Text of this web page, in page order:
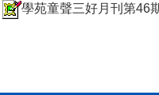
會議資料公告
學苑童聲三好月刊第46